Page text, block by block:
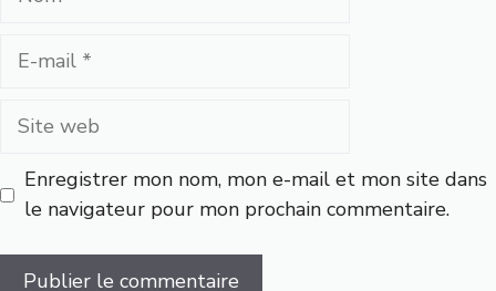
Site
Enregistrer mon nom, mon e-mail et mon site dans
le navigateur pour mon prochain commentaire.